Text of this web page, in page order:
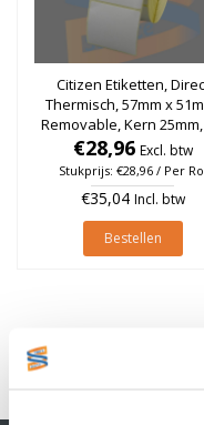
Citizen Etiketten,
Thermisch, 57mm x
Removable, Kern
à 1.370 stuks
€28,96 Excl. btw
Stukprijs: €28,96 / Per
€35,04 Incl. btw
Bestellen